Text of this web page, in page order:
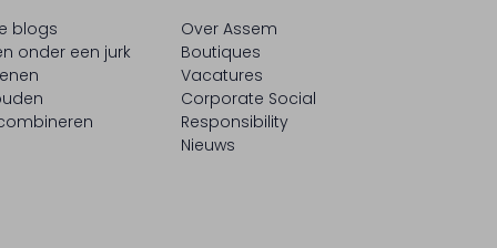
blogs
onder een jurk
Over Assem
Boutiques
Vacatures
Corporate Social
Responsibility
Nieuws